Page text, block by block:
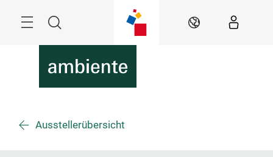
Suche DE
Ausstellerübersicht